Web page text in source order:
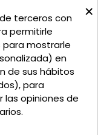
1 - 45600
- (España)
o625 654 791
×
terceros con
permitirle
para mostrarle
en
de sus hábitos
para
las opiniones de